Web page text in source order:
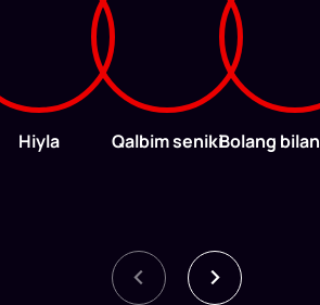
Hiyla Qalbim seniki